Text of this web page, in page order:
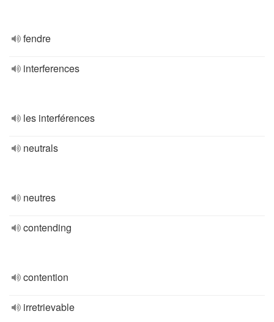
fendre
interferences
les interférences
neutrals
neutres
contending
contention
irretrievable